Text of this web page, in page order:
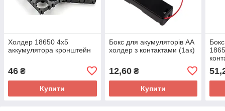
Холдер 18650 4х5
аккумулятора кронштейн
46 ₴
Купити
Бокс для акумуляторів АА
холдер з контактами (1ак)
12,60₴
Купити